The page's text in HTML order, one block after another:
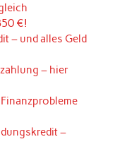
€!
– und alles Geld
– hier
–